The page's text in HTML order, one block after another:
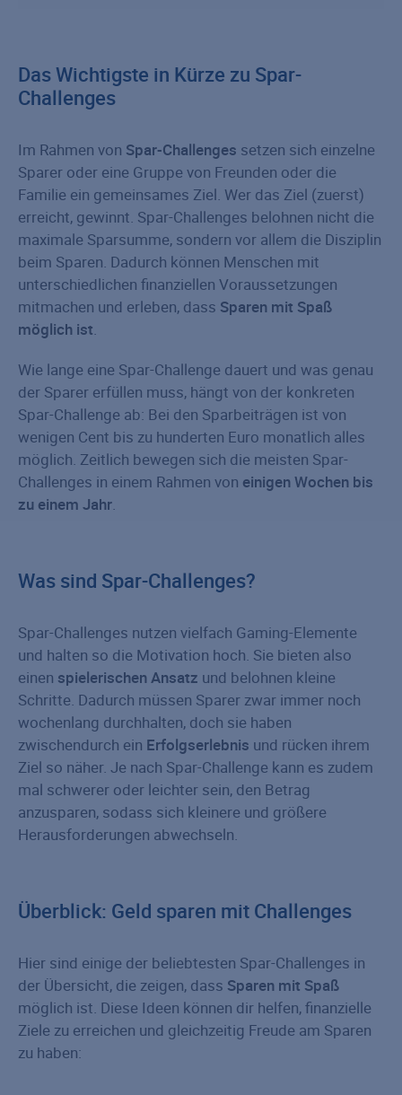
Das Wichtigste in Kürze zu Spar-
Challenges
Im Rahmen von Spar-Challenges setzen sich einzelne
Sparer oder eine Gruppe von Freunden oder die
Familie ein gemeinsames Ziel. Wer das Ziel (zuerst)
erreicht, gewinnt. Spar-Challenges belohnen nicht die
maximale Sparsumme, sondern vor allem die Disziplin
beim Sparen. Dadurch können Menschen mit
unterschiedlichen finanziellen Voraussetzungen
mitmachen und erleben, dass Sparen mit Spaß
möglich ist.
Wie lange eine Spar-Challenge dauert und was genau
der Sparer erfüllen muss, hängt von der konkreten
Spar-Challenge ab: Bei den Sparbeiträgen ist von
wenigen Cent bis zu hunderten Euro monatlich alles
möglich. Zeitlich bewegen sich die meisten Spar-
Challenges in einem Rahmen von einigen Wochen bis
zu einem Jahr.
Was sind Spar-Challenges?
Spar-Challenges nutzen vielfach Gaming-Elemente
und halten so die Motivation hoch. Sie bieten also
einen spielerischen Ansatz und belohnen kleine
Schritte. Dadurch müssen Sparer zwar immer noch
wochenlang durchhalten, doch sie haben
zwischendurch ein Erfolgserlebnis und rücken ihrem
Ziel so näher. Je nach Spar-Challenge kann es zudem
mal schwerer oder leichter sein, den Betrag
anzusparen, sodass sich kleinere und größere
Herausforderungen abwechseln.
Überblick: Geld sparen mit Challenges
Hier sind einige der beliebtesten Spar-Challenges in
der Übersicht, die zeigen, dass Sparen mit Spaß
möglich ist. Diese Ideen können dir helfen, finanzielle
Ziele zu erreichen und gleichzeitig Freude am Sparen
zu haben: